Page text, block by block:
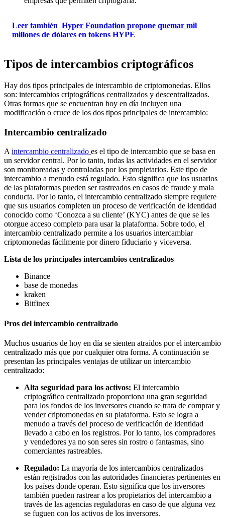
Leer también Hyper Foundation propone quemar mil
millones de dólares en tokens HYPE
Tipos de intercambios criptográficos
Hay dos tipos principales de intercambio de criptomonedas. Ellos
son: intercambios criptográficos centralizados y descentralizados.
Otras formas que se encuentran hoy en día incluyen una
modificación o cruce de los dos tipos principales de intercambio:
Intercambio centralizado
A intercambio centralizado es el tipo de intercambio que se basa en
un servidor central. Por lo tanto, todas las actividades en el servidor
son monitoreadas y controladas por los propietarios. Este tipo de
intercambio a menudo está regulado. Esto significa que los usuarios
de las plataformas pueden ser rastreados en casos de fraude y mala
conducta. Por lo tanto, el intercambio centralizado siempre requiere
que sus usuarios completen un proceso de verificación de identidad
conocido como ‘Conozca a su cliente’ (KYC) antes de que se les
otorgue acceso completo para usar la plataforma. Sobre todo, el
intercambio centralizado permite a los usuarios intercambiar
criptomonedas fácilmente por dinero fiduciario y viceversa.
Lista de los principales intercambios centralizados
Binance
base de monedas
kraken
Bitfinex
Pros del intercambio centralizado
Muchos usuarios de hoy en día se sienten atraídos por el intercambio
centralizado más que por cualquier otra forma. A continuación se
presentan las principales ventajas de utilizar un intercambio
centralizado:
Alta seguridad para los activos: El intercambio
criptográfico centralizado proporciona una gran seguridad
para los fondos de los inversores cuando se trata de comprar y
vender criptomonedas en su plataforma. Esto se logra a
menudo a través del proceso de verificación de identidad
llevado a cabo en los registros. Por lo tanto, los compradores
y vendedores ya no son seres sin rostro o fantasmas, sino
comerciantes rastreables.
Regulado: La mayoría de los intercambios centralizados
están registrados con las autoridades financieras pertinentes en
los países donde operan. Esto significa que los inversores
también pueden rastrear a los propietarios del intercambio a
través de las agencias reguladoras en caso de que alguna vez
se fuguen con los activos de los inversores.